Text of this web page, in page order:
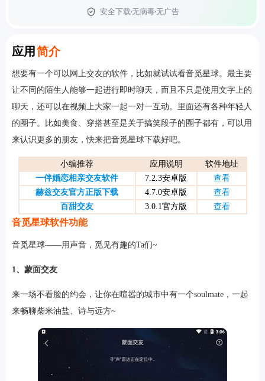
游戏
安全下载无病毒无广告
应用 简介
Introduction
想要有一个可以网上交友的软件，比如就试试看音觅星球。最主要
让不同的陌生人能够一起进行即时聊天，而且不只是使用文字上的
聊天，还可以在视频上大家一起一对一互动。里面还有各种年轻人
的圈子。比如美食、穿搭甚至是关于搞笑段子的圈子都有，可以用
来认识更多的朋友，快来把音觅星球下载好吧。
小编推荐 应用说明
软件地址
一伴婚恋相亲交友软件
7.2.3安卓版
查看
赫兹交友官方正版下载
4.7.0安卓版
查看
百甜交友
3.0.1官方版 查看
音觅星球软件功能
音觅星球——用声音，觅见有趣的Ta们~
1、蒙面交友
来一场不看脸的约会，让你在喧嚣的城市中有一个soulmate，一起
来畅聊柴米油盐、诗与远方~